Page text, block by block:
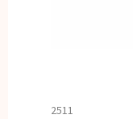
2511